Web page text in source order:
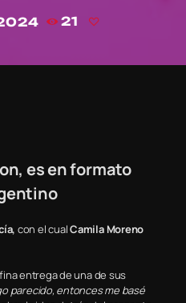
21
es en formato
con el cualCamila Moreno
entrega de una de sus
parecido, entonces me basé